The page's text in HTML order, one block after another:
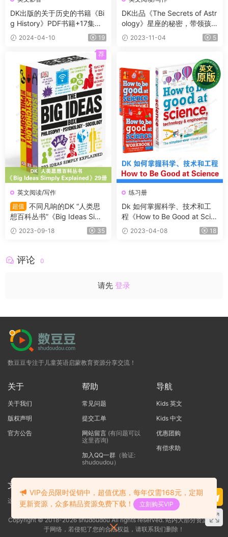
DK出版的关于历史的书籍《Bi
g History》PDF书籍+17集视
频 2024-04-10 19
DK出品《The Secrets of Astr
ology》星座的秘密，带领孩
子发现星星的隐藏意义！
2023-11-04 5
英文阅读/写作
超值
不同凡响的DK “人类思
想百科丛书”《Big Ideas Simp
ly Explained》29册
2023-09-18 35
荐
练习册
Dk 如何掌握科学、技术和工
程《How to Be Good at Scie
nce》教程+2本练习册带答案
2023-04-08 18
评论 0
请先 登录
数豆豆专注于儿童英语启蒙教育资源分享交流！
关于
关于我们
版权声明
官方公告
帮助
常见问题
提交工单
网站留言(有问题可以
这里咨询)
加入QQ一群（验证:
shudoudou）
导航
Kids 英文
Kids 中文
优惠团购
有偿求助
文本标题
这里输入代码
Copyright © 2018-2026 shudoudou All rights reserved. 站内大部分资源收集
于网络，若侵犯了您的合法权益，请联系我们删除！
VIP会员限时促销中，超值优惠，每年仅需168元，定期
更新资源，众多精品资源免费下载！
立刻购买VIP